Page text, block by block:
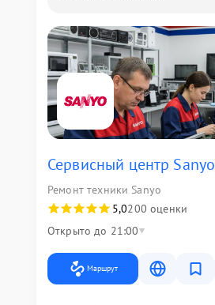
Сервисный центр Sanyo
Ремонт техники Sanyo
5,0200 оценки
Открыто до 21:00
Маршрут